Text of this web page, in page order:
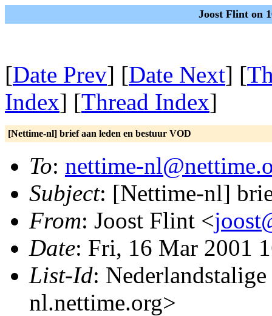
Joost Flint on
[Date Prev] [Date Next] [
Index] [Thread Index]
[Nettime-nl] brief aan leden en bestuur VOD
To: nettime-
Subject: [Nettime-nl]
From: Joost Flint <
Date: Fri, 16 Mar 2001
List-Id:
nl.nettime.org>